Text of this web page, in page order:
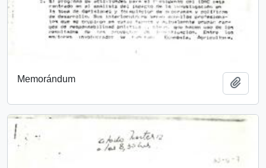
Memorándum